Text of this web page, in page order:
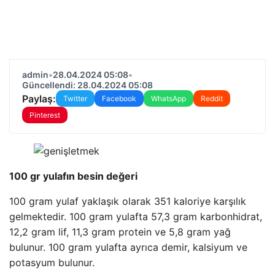
admin•28.04.2024 05:08•
Güncellendi: 28.04.2024 05:08
Paylaş: Twitter Facebook WhatsApp
Reddit
Pinterest
100 gr yulafın besin değeri
100 gram yulaf yaklaşık olarak 351 kaloriye karşılık
gelmektedir. 100 gram yulafta 57,3 gram karbonhidrat,
12,2 gram lif, 11,3 gram protein ve 5,8 gram yağ
bulunur. 100 gram yulafta ayrıca demir, kalsiyum ve
potasyum bulunur.